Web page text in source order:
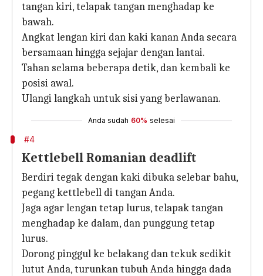
tangan kiri, telapak tangan menghadap ke
bawah.
Angkat lengan kiri dan kaki kanan Anda secara
bersamaan hingga sejajar dengan lantai.
Tahan selama beberapa detik, dan kembali ke
posisi awal.
Ulangi langkah untuk sisi yang berlawanan.
Anda sudah 60% selesai
#4
Kettlebell Romanian deadlift
Berdiri tegak dengan kaki dibuka selebar bahu,
pegang kettlebell di tangan Anda.
Jaga agar lengan tetap lurus, telapak tangan
menghadap ke dalam, dan punggung tetap
lurus.
Dorong pinggul ke belakang dan tekuk sedikit
lutut Anda, turunkan tubuh Anda hingga dada